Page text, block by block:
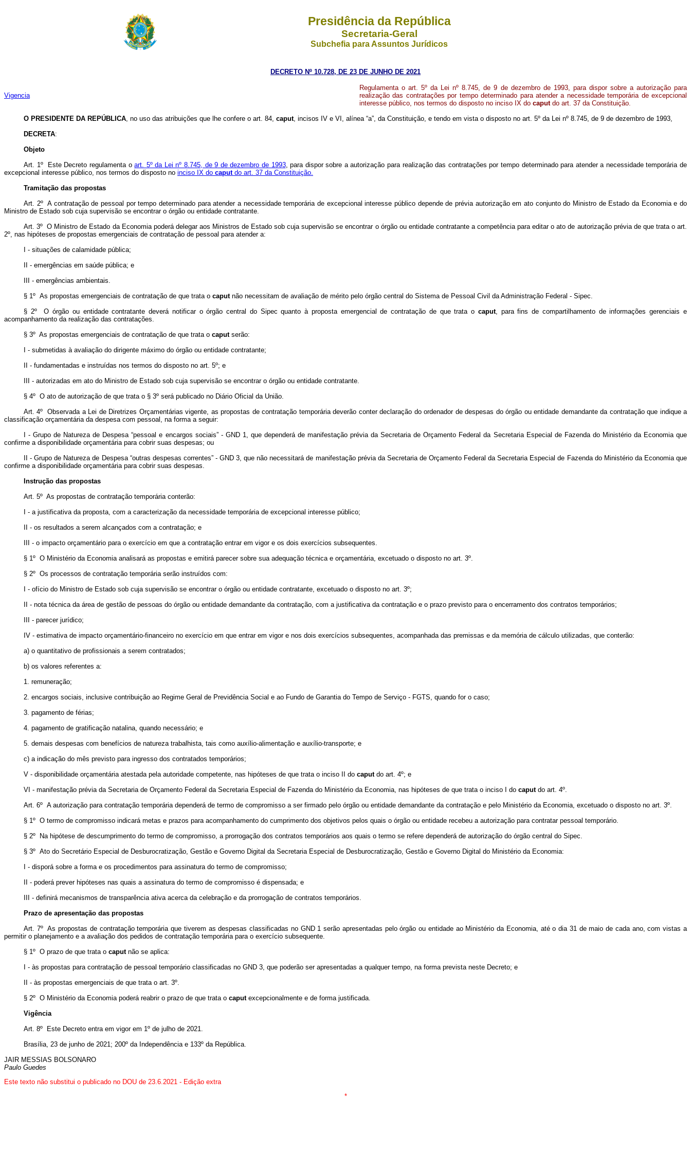
Presidência da República
Secretaria-Geral
Subchefia para Assuntos Jurídicos
DECRETO Nº 10.728, DE 23 DE JUNHO DE 2021
Vigencia
Regulamenta o art. 5º da Lei nº 8.745, de 9 de dezembro de 1993, para dispor sobre a autorização para
realização das contratações por tempo determinado para atender a necessidade temporária de excepcional
interesse público, nos termos do disposto no inciso IX do caputdo art. 37 da Constituição.
O PRESIDENTE DA REPÚBLICA, no uso das atribuições que lhe confere o art. 84, caput, incisos IV e VI, alínea “a”, da Constituição, e tendo em vista o disposto no art. 5º da Lei nº 8.745, de 9 de dezembro de 1993,
DECRETA:
Objeto
Art. 1º Este Decreto regulamenta oart. 5º da Lei nº 8.745, de 9 de dezembro de 1993, para dispor sobre a autorização para realização das contratações por tempo determinado para atender a necessidade temporária de
excepcional interesse público, nos termos do disposto no inciso IX do caputdo art. 37 da Constituição.
Tramitação das propostas
Art. 2º A contratação de pessoal por tempo determinado para atender a necessidade temporária de excepcional interesse público depende de prévia autorização em ato conjunto do Ministro de Estado da Economia e do
Ministro de Estado sob cuja supervisão se encontrar o órgão ou entidade contratante.
Art. 3º O Ministro de Estado da Economia poderá delegar aos Ministros de Estado sob cuja supervisão se encontrar o órgão ou entidade contratante a competência para editar o ato de autorização prévia de que trata o art.
2º, nas hipóteses de propostas emergenciais de contratação de pessoal para atender a:
I - situações de calamidade pública;
II - emergências em saúde pública; e
III - emergências ambientais.
§ 1º As propostas emergenciais de contratação de que trata o caputnão necessitam de avaliação de mérito pelo órgão central do Sistema de Pessoal Civil da Administração Federal - Sipec.
§ 2º O órgão ou entidade contratante deverá notificar o órgão central do Sipec quanto à proposta emergencial de contratação de que trata o caput, para fins de compartilhamento de informações gerenciais e
acompanhamento da realização das contratações.
§ 3º As propostas emergenciais de contratação de que trata o caputserão:
I - submetidas à avaliação do dirigente máximo do órgão ou entidade contratante;
II - fundamentadas e instruídas nos termos do disposto no art. 5º; e
III - autorizadas em ato do Ministro de Estado sob cuja supervisão se encontrar o órgão ou entidade contratante.
§ 4º O ato de autorização de que trata o § 3º será publicado no Diário Oficial da União.
Art. 4º Observada a Lei de Diretrizes Orçamentárias vigente, as propostas de contratação temporária deverão conter declaração do ordenador de despesas do órgão ou entidade demandante da contratação que indique a
classificação orçamentária da despesa com pessoal, na forma a seguir:
I - Grupo de Natureza de Despesa “pessoal e encargos sociais” - GND 1, que dependerá de manifestação prévia da Secretaria de Orçamento Federal da Secretaria Especial de Fazenda do Ministério da Economia que
confirme a disponibilidade orçamentária para cobrir suas despesas; ou
II - Grupo de Natureza de Despesa “outras despesas correntes” - GND 3, que não necessitará de manifestação prévia da Secretaria de Orçamento Federal da Secretaria Especial de Fazenda do Ministério da Economia que
confirme a disponibilidade orçamentária para cobrir suas despesas.
Instrução das propostas
Art. 5º As propostas de contratação temporária conterão:
I - a justificativa da proposta, com a caracterização da necessidade temporária de excepcional interesse público;
II - os resultados a serem alcançados com a contratação; e
III - o impacto orçamentário para o exercício em que a contratação entrar em vigor e os dois exercícios subsequentes.
§ 1º O Ministério da Economia analisará as propostas e emitirá parecer sobre sua adequação técnica e orçamentária, excetuado o disposto no art. 3º.
§ 2º Os processos de contratação temporária serão instruídos com:
I - ofício do Ministro de Estado sob cuja supervisão se encontrar o órgão ou entidade contratante, excetuado o disposto no art. 3º;
II - nota técnica da área de gestão de pessoas do órgão ou entidade demandante da contratação, com a justificativa da contratação e o prazo previsto para o encerramento dos contratos temporários;
III - parecer jurídico;
IV - estimativa de impacto orçamentário-financeiro no exercício em que entrar em vigor e nos dois exercícios subsequentes, acompanhada das premissas e da memória de cálculo utilizadas, que conterão:
a) o quantitativo de profissionais a serem contratados;
b) os valores referentes a:
1. remuneração;
2. encargos sociais, inclusive contribuição ao Regime Geral de Previdência Social e ao Fundo de Garantia do Tempo de Serviço - FGTS, quando for o caso;
3. pagamento de férias;
4. pagamento de gratificação natalina, quando necessário; e
5. demais despesas com benefícios de natureza trabalhista, tais como auxílio-alimentação e auxílio-transporte; e
c) a indicação do mês previsto para ingresso dos contratados temporários;
V - disponibilidade orçamentária atestada pela autoridade competente, nas hipóteses de que trata o inciso II do caputdo art. 4º; e
VI - manifestação prévia da Secretaria de Orçamento Federal da Secretaria Especial de Fazenda do Ministério da Economia, nas hipóteses de que trata o inciso I do caputdo art. 4º.
Art. 6º A autorização para contratação temporária dependerá de termo de compromisso a ser firmado pelo órgão ou entidade demandante da contratação e pelo Ministério da Economia, excetuado o disposto no art. 3º.
§ 1º O termo de compromisso indicará metas e prazos para acompanhamento do cumprimento dos objetivos pelos quais o órgão ou entidade recebeu a autorização para contratar pessoal temporário.
§ 2º Na hipótese de descumprimento do termo de compromisso, a prorrogação dos contratos temporários aos quais o termo se refere dependerá de autorização do órgão central do Sipec.
§ 3º Ato do Secretário Especial de Desburocratização, Gestão e Governo Digital da Secretaria Especial de Desburocratização, Gestão e Governo Digital do Ministério da Economia:
I - disporá sobre a forma e os procedimentos para assinatura do termo de compromisso;
II - poderá prever hipóteses nas quais a assinatura do termo de compromisso é dispensada; e
III - definirá mecanismos de transparência ativa acerca da celebração e da prorrogação de contratos temporários.
Prazo de apresentação das propostas
Art. 7º As propostas de contratação temporária que tiverem as despesas classificadas no GND 1 serão apresentadas pelo órgão ou entidade ao Ministério da Economia, até o dia 31 de maio de cada ano, com vistas a
permitir o planejamento e a avaliação dos pedidos de contratação temporária para o exercício subsequente.
§ 1º O prazo de que trata o caputnão se aplica:
I - às propostas para contratação de pessoal temporário classificadas no GND 3, que poderão ser apresentadas a qualquer tempo, na forma prevista neste Decreto; e
II - às propostas emergenciais de que trata o art. 3º.
§ 2º O Ministério da Economia poderá reabrir o prazo de que trata o caputexcepcionalmente e de forma justificada.
Vigência
Art. 8º Este Decreto entra em vigor em 1º de julho de 2021.
Brasília, 23 de junho de 2021; 200º da Independência e 133º da República.
JAIR MESSIAS BOLSONARO
Paulo Guedes
Este texto não substitui o publicado no DOU de 23.6.2021 - Edição extra
*